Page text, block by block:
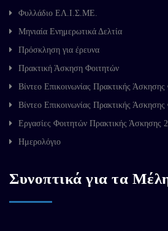
Φυλλάδιο ΕΛ.Ι.Σ.ΜΕ.
Μηνιαία Ενημερωτικά Δελτία
Πρόσκληση για έρευνα
Πρακτική Άσκηση Φοιτητών
Βίντεο Επικοινωνίας Πρακτικής
Βίντεο Επικοινωνίας Πρακτικής
Εργασίες Φοιτητών Πρακτικής Άσκησης
Ημερολόγιο
Συνοπτικά για τα